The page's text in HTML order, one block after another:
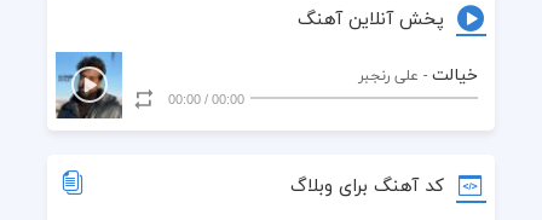
پخش آنلاین آهنگ
خیالت - علی رنجبر
00:00
/
00:00
کد آهنگ برای وبلاگ